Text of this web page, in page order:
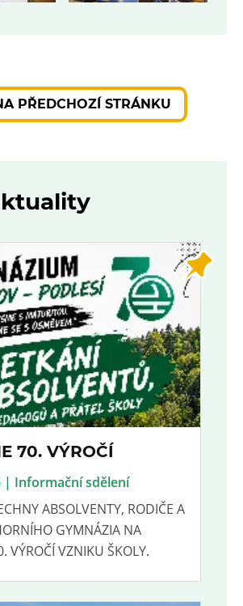
PŘEDCHOZÍ STRÁNKU
70. VÝROČÍ
| Informační sdělení
ABSOLVENTY, RODIČE A
GYMNÁZIA NA
VÝROČÍ VZNIKU ŠKOLY.